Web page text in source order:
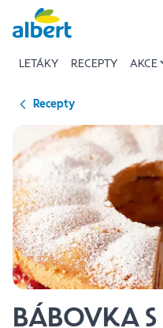
Přeskočit
LETÁKY RECEPTY AKCE
Recepty
BÁBOVKA